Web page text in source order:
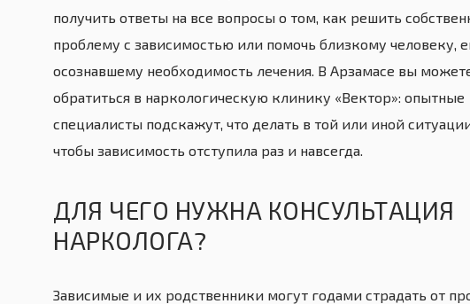
получить ответы на все вопросы о том, как решить
проблему с зависимостью или помочь близкому человеку,
осознавшему необходимость лечения. В Арзамасе вы
обратиться в наркологическую клинику «Вектор»: опытные
специалисты подскажут, что делать в той или иной
чтобы зависимость отступила раз и навсегда.
ДЛЯ ЧЕГО НУЖНА КОНСУЛЬТАЦИЯ
НАРКОЛОГА?
Зависимые и их родственники могут годами страдать от